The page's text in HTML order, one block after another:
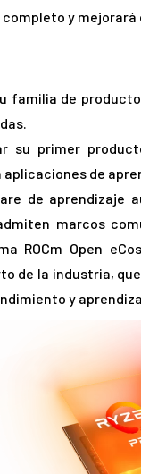
completo y
familia de
su primer
de
de aprendizaje
marcos
ROCm Open
de la industria,
y